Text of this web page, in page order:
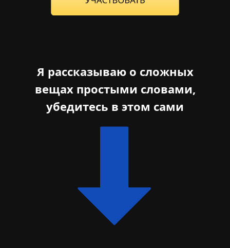
Я рассказываю о сложных
вещах простыми словами,
убедитесь в этом сами